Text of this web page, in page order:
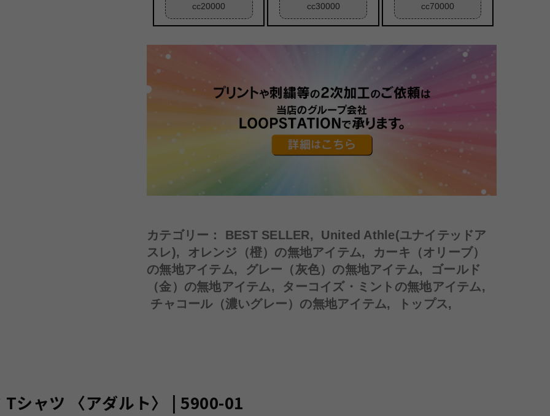
cc20000 cc30000 cc70000
カテゴリー： BEST SELLER, United Athle(ユナイテッドア
スレ), オレンジ（橙）の無地アイテム,
カーキ（オリーブ）
の無地アイテム, グレー（灰色）の無地アイテム,
ゴールド
（金）の無地アイテム, ターコイズ・ミントの無地アイテム,
チャコール（濃いグレー）の無地アイテム, トップス,
シャツ 〈アダルト〉 | 5900-01